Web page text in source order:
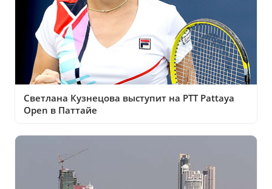
Светлана Кузнецова выступит на PTT Pattaya
Open в Паттайе